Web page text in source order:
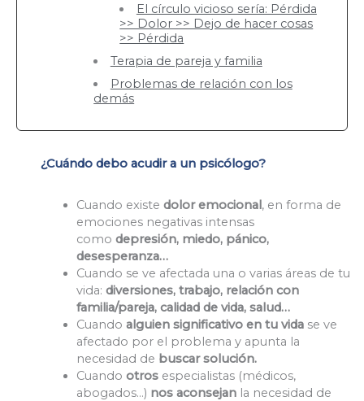
El círculo vicioso sería: Pérdida
>> Dolor >> Dejo de hacer cosas
>> Pérdida
Terapia de pareja y familia
Problemas de relación con los
demás
¿Cuándo debo acudir a un psicólogo?
Cuando existe dolor emocional, en forma de
emociones negativas intensas
como depresión, miedo, pánico,
desesperanza…
Cuando se ve afectada una o varias áreas de tu
vida: diversiones, trabajo, relación con
familia/pareja, calidad de vida, salud…
Cuando alguien significativo en tu vidase ve
afectado por el problema y apunta la
necesidad de buscar solución.
Cuando otrosespecialistas (médicos,
abogados…) nos aconsejanla necesidad de